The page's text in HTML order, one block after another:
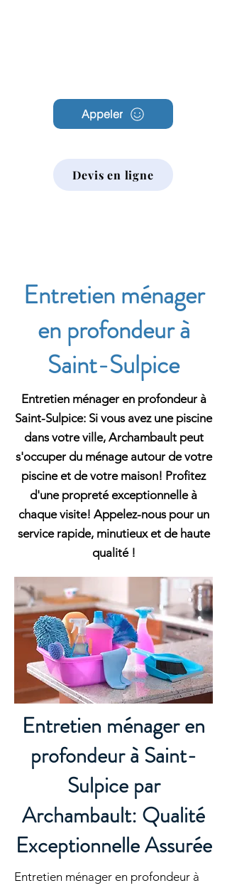
Appeler
Devis en ligne
Entretien ménager
en profondeur à
Saint-Sulpice
Entretien ménager en profondeur à
Saint-Sulpice: Si vous avez une piscine
dans votre ville, Archambault peut
s'occuper du ménage autour de votre
piscine et de votre maison! Profitez
d'une propreté exceptionnelle à
chaque visite! Appelez-nous pour un
service rapide, minutieux et de haute
qualité !
Entretien ménager en
profondeur à Saint-
Sulpice par
Archambault: Qualité
Exceptionnelle Assurée
Entretien ménager en profondeur à